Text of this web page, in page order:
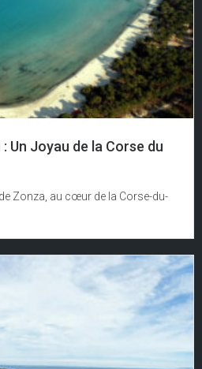
Un Joyau de la Corse du
Zonza, au cœur de la Corse-du-